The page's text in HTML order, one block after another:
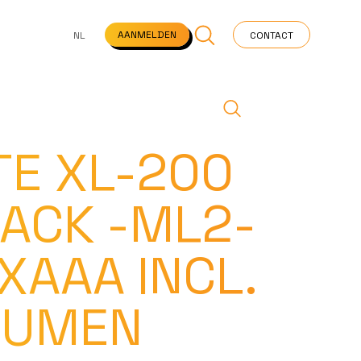
VEELGESTELDE VRAGEN STARTPAGINA NEWS
NL AANMELDEN CONTACT
XL-200
-ML2-
INCL.